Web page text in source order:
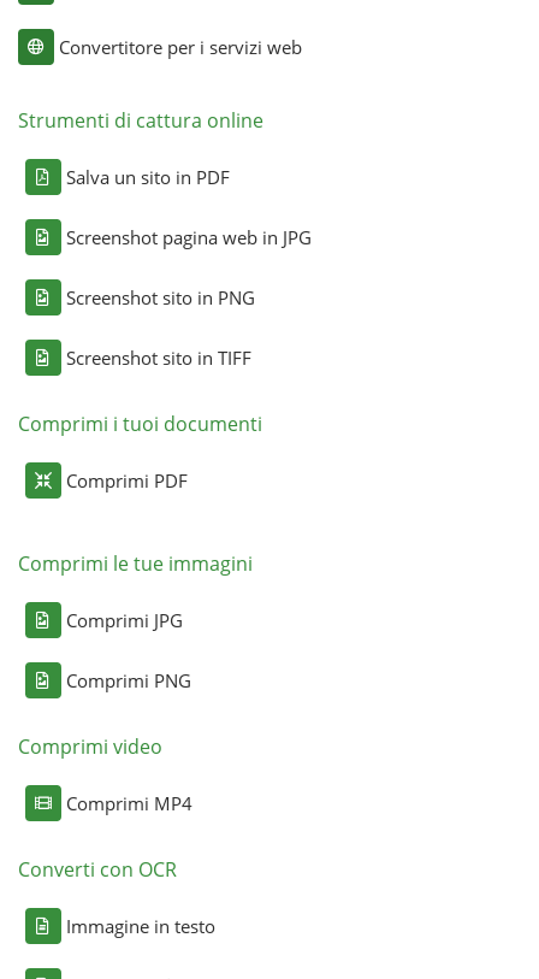
Convertitore per i servizi web
Strumenti di cattura online
Salva un sito in PDF
Screenshot pagina web in JPG
Screenshot sito in PNG
Screenshot sito in TIFF
Comprimi i tuoi documenti
Comprimi PDF
Comprimi le tue immagini
Comprimi JPG
Comprimi PNG
Comprimi video
Comprimi MP4
Converti con OCR
Immagine in testo